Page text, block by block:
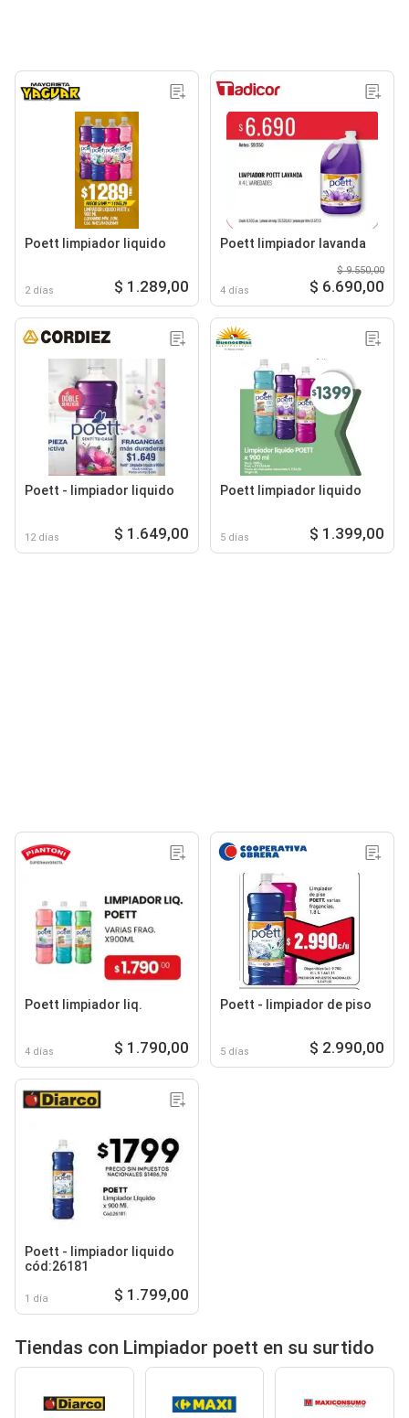
Poett limpiador liquido
2 días $ 1.289,00
Poett limpiador lavanda
4 días
$ 9.550,00
$ 6.690,00
Poett - limpiador liquido
12 días $ 1.649,00
Poett limpiador liquido
5 días $ 1.399,00
Poett limpiador liq.
4 días $ 1.790,00
Poett - limpiador de piso
5 días $ 2.990,00
Poett - limpiador liquido
cód:26181
1 día $ 1.799,00
Tiendas con Limpiador poett en su surtido